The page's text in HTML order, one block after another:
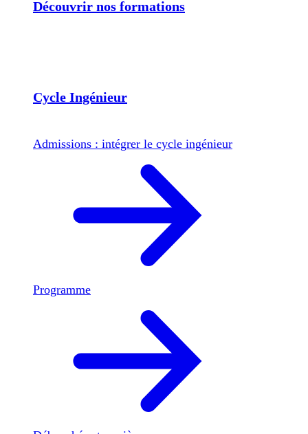
Découvrir nos formations
Cycle Ingénieur
Admissions : intégrer le cycle ingénieur
Programme